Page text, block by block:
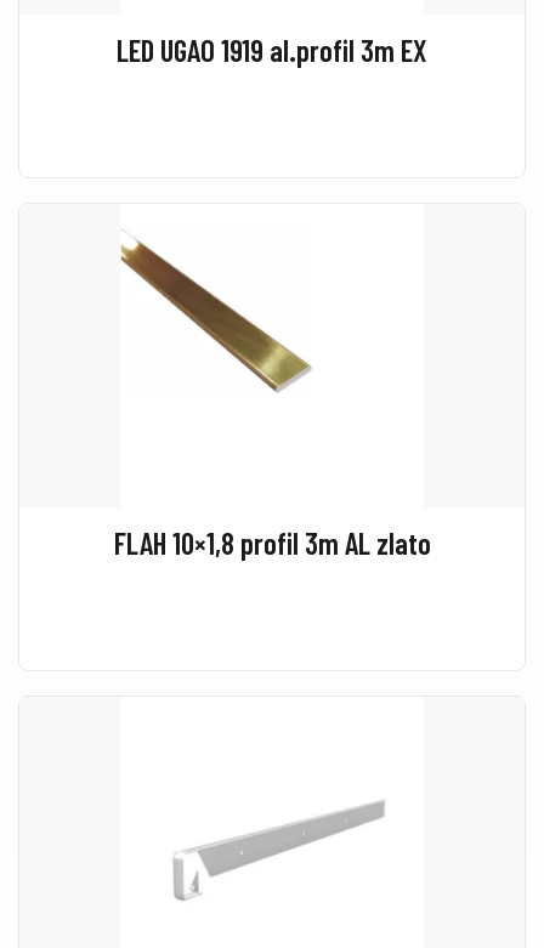
LED UGAO 1919 al.profil 3m EX
FLAH 10×1,8 profil 3m AL zlato